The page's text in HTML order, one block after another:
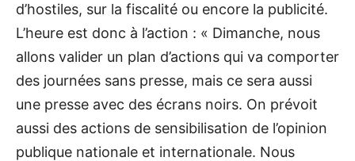
d’hostiles, sur la fiscalité ou encore la publicité.
L’heure est donc à l’action : « Dimanche, nous
allons valider un plan d’actions qui va comporter
des journées sans presse, mais ce sera aussi
une presse avec des écrans noirs. On prévoit
aussi des actions de sensibilisation de l’opinion
publique nationale et internationale. Nous